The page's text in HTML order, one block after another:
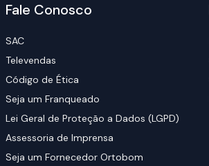
Fale Conosco
SAC
Televendas
Código de Ética
Seja um Franqueado
Lei Geral de Proteção a Dados (LGPD)
Assessoria de Imprensa
Seja um Fornecedor Ortobom